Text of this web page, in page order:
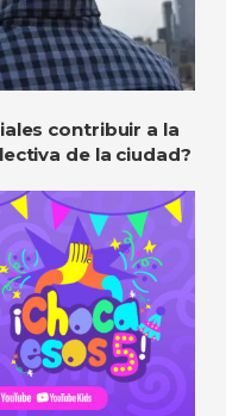
contribuir a la
de la ciudad?